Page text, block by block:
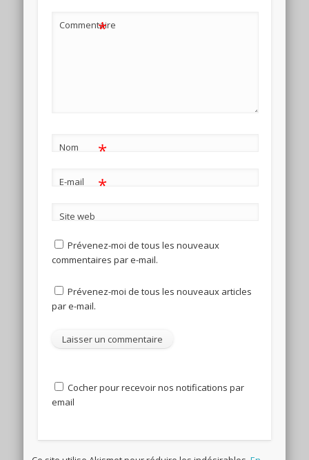
Commentaire
*
Nom *
E-mail *
Site web
Prévenez-moi de tous les nouveaux
commentaires par e-mail.
Prévenez-moi de tous les nouveaux articles
par e-mail.
Cocher pour recevoir nos notifications par
email